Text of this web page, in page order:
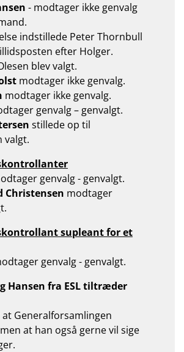
- modtager ikke genvalg
indstillede Peter Thornbull
efter Holger.
blev valgt.
modtager ikke genvalg.
modtager ikke genvalg.
genvalg – genvalgt.
stillede op til
valgt.
genvalg - genvalgt.
Christensen modtager
supleant for et
genvalg - genvalgt.
Hansen fra ESL tiltræder
Generalforsamlingen
at han også gerne vil sige